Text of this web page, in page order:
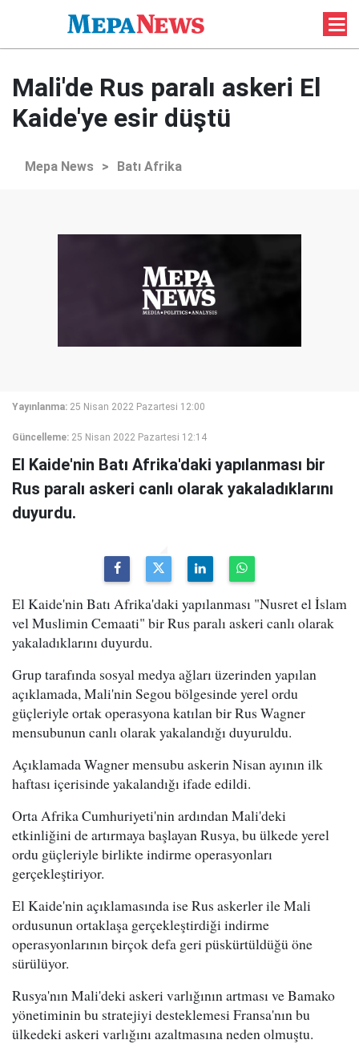
Mali'de Rus paralı askeri El
Kaide'ye esir düştü
Mepa News > Batı Afrika
Yayınlanma: 25 Nisan 2022 Pazartesi 12:00
Güncelleme: 25 Nisan 2022 Pazartesi 12:14
El Kaide'nin Batı Afrika'daki yapılanması bir
Rus paralı askeri canlı olarak yakaladıklarını
duyurdu.
El Kaide'nin Batı Afrika'daki yapılanması "Nusret el İslam
vel Muslimin Cemaati" bir Rus paralı askeri canlı olarak
yakaladıklarını duyurdu.
Grup tarafında sosyal medya ağları üzerinden yapılan
açıklamada, Mali'nin Segou bölgesinde yerel ordu
güçleriyle ortak operasyona katılan bir Rus Wagner
mensubunun canlı olarak yakalandığı duyuruldu.
Açıklamada Wagner mensubu askerin Nisan ayının ilk
haftası içerisinde yakalandığı ifade edildi.
Orta Afrika Cumhuriyeti'nin ardından Mali'deki
etkinliğini de artırmaya başlayan Rusya, bu ülkede yerel
ordu güçleriyle birlikte indirme operasyonları
gerçekleştiriyor.
El Kaide'nin açıklamasında ise Rus askerler ile Mali
ordusunun ortaklaşa gerçekleştirdiği indirme
operasyonlarının birçok defa geri püskürtüldüğü öne
sürülüyor.
Rusya'nın Mali'deki askeri varlığının artması ve Bamako
yönetiminin bu stratejiyi desteklemesi Fransa'nın bu
ülkedeki askeri varlığını azaltmasına neden olmuştu.